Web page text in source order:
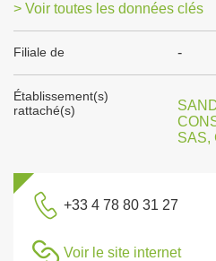
> Voir toutes les données clés
Filiale de -
Établissement(s)
rattaché(s)
SAS,
+33 4 78 80 31 27
Voir le site internet